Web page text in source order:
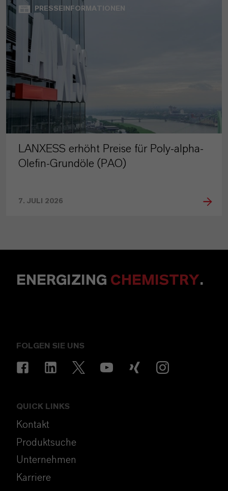
PRESSEINFORMATIONEN
LANXESS erhöht Preise für Poly-alpha-
Olefin-Grundöle (PAO)
7. JULI 2026
ENERGIZING CHEMISTRY.
FOLGEN SIE UNS
QUICK LINKS
Kontakt
Produktsuche
Unternehmen
Karriere